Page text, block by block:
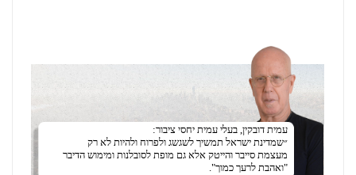
עמית דובקין, בעלי עמית יחסי ציבור:
״שמדינת ישראל תמשיך לשגשג ולפרוח ולהיות לא רק
מעצמת סייבר והייטק אלא גם מופת לסובלנות ומימוש הדיבר
"ואהבת לרעך כמוך".